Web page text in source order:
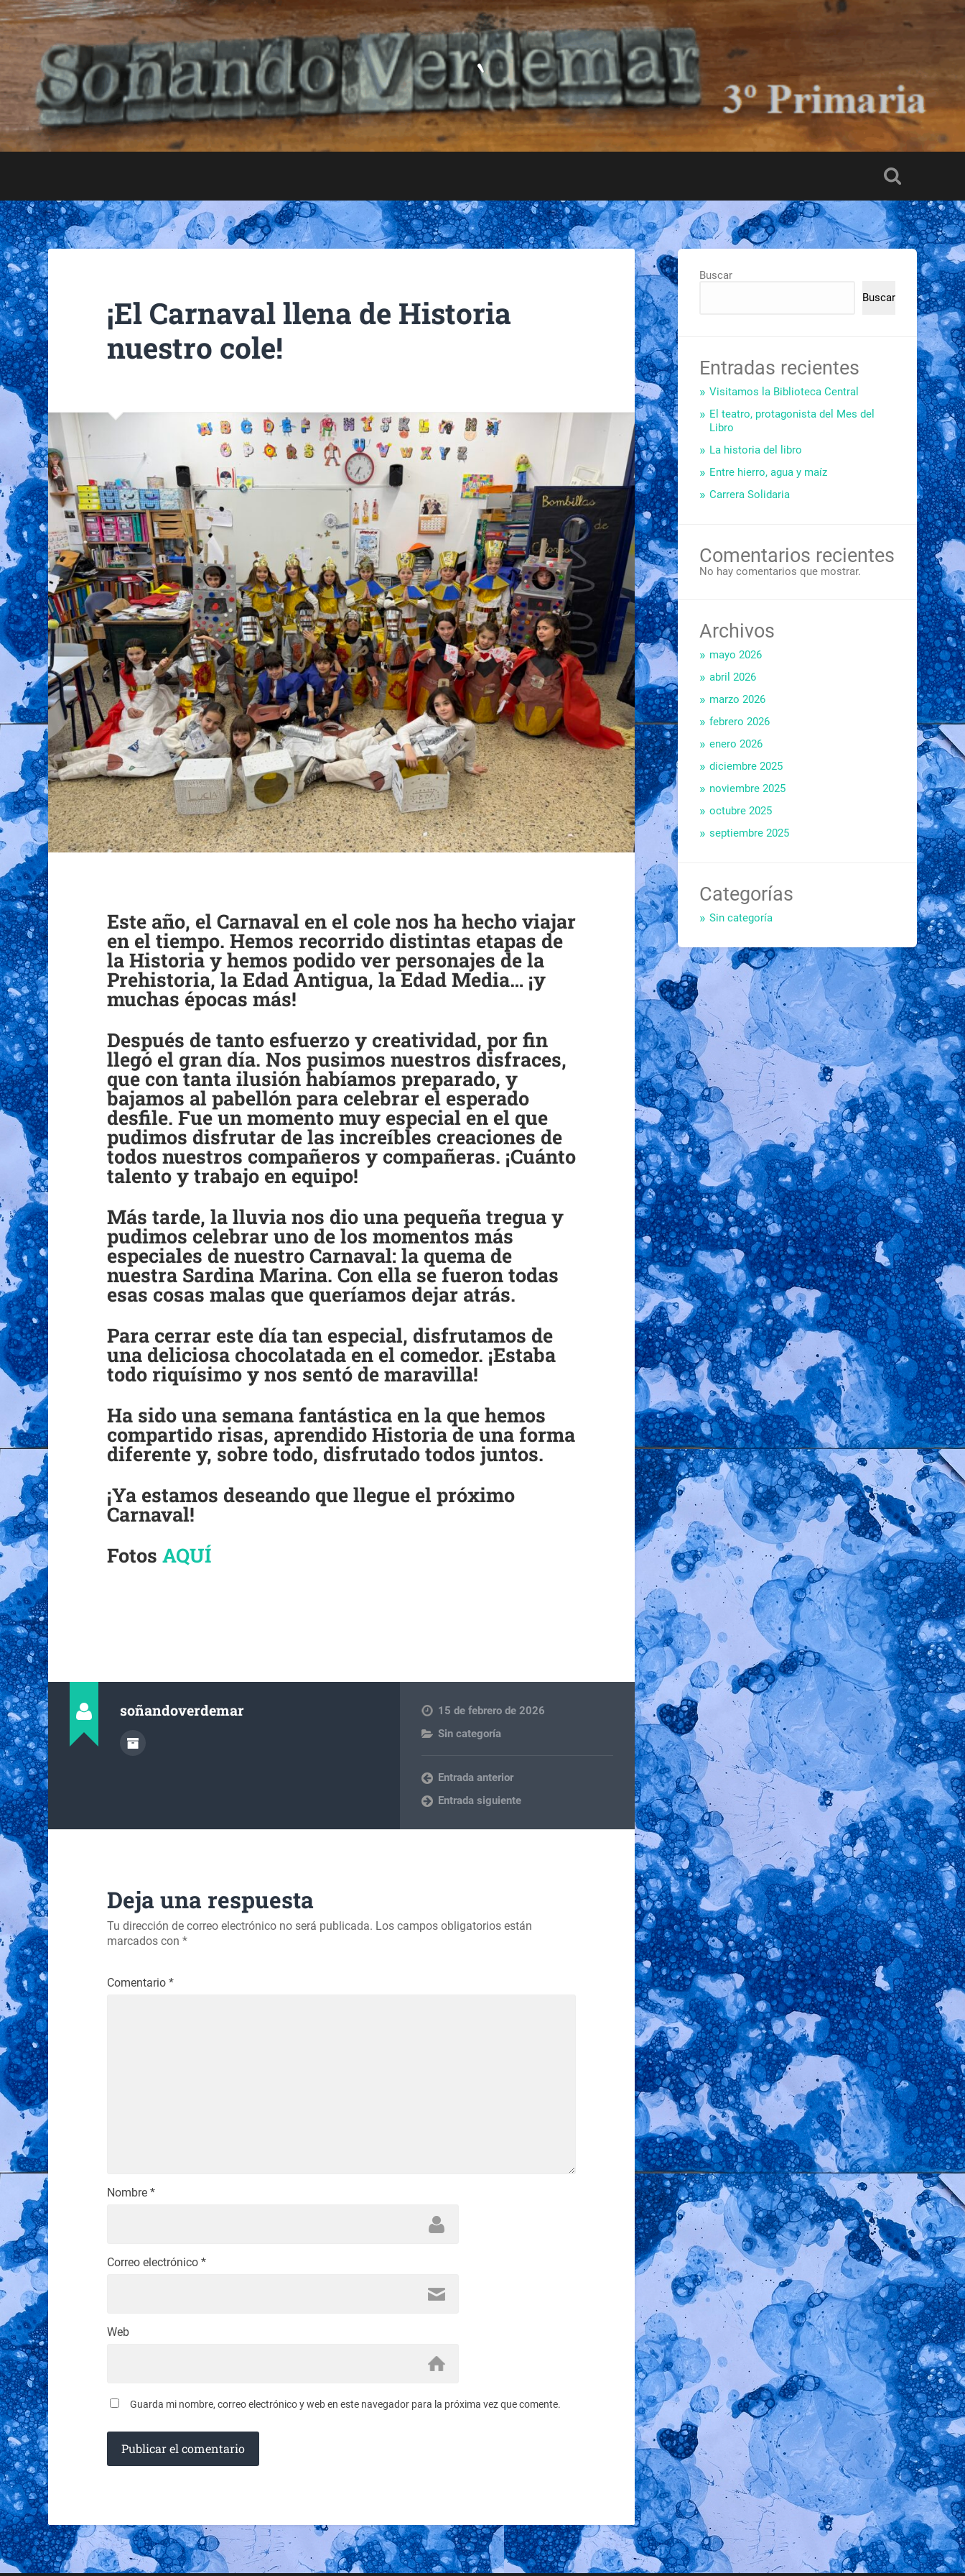
`
¡El Carnaval llena de Historia
nuestro cole!
Este año, el Carnaval en el cole nos ha hecho viajar
en el tiempo. Hemos recorrido distintas etapas de
la Historia y hemos podido ver personajes de la
Prehistoria, la Edad Antigua, la Edad Media… ¡y
muchas épocas más!
Después de tanto esfuerzo y creatividad, por fin
llegó el gran día. Nos pusimos nuestros disfraces,
que con tanta ilusión habíamos preparado, y
bajamos al pabellón para celebrar el esperado
desfile. Fue un momento muy especial en el que
pudimos disfrutar de las increíbles creaciones de
todos nuestros compañeros y compañeras. ¡Cuánto
talento y trabajo en equipo!
Más tarde, la lluvia nos dio una pequeña tregua y
pudimos celebrar uno de los momentos más
especiales de nuestro Carnaval: la quema de
nuestra Sardina Marina. Con ella se fueron todas
esas cosas malas que queríamos dejar atrás.
Para cerrar este día tan especial, disfrutamos de
una deliciosa chocolatada en el comedor. ¡Estaba
todo riquísimo y nos sentó de maravilla!
Ha sido una semana fantástica en la que hemos
compartido risas, aprendido Historia de una forma
diferente y, sobre todo, disfrutado todos juntos.
¡Ya estamos deseando que llegue el próximo
Carnaval!
Fotos AQUÍ
soñandoverdemar
15 de febrero de 2026
Sin categoría
Entrada anterior
Entrada siguiente
Deja una respuesta
Tu dirección de correo electrónico no será publicada. Los campos obligatorios están
marcados con *
Comentario *
Nombre *
Correo electrónico *
Web
Guarda mi nombre, correo electrónico y web en este navegador para la próxima vez que comente.
Buscar
Buscar
Entradas recientes
Visitamos la Biblioteca Central
El teatro, protagonista del Mes del
Libro
La historia del libro
Entre hierro, agua y maíz
Carrera Solidaria
Comentarios recientes
No hay comentarios que mostrar.
Archivos
mayo 2026
abril 2026
marzo 2026
febrero 2026
enero 2026
diciembre 2025
noviembre 2025
octubre 2025
septiembre 2025
Categorías
Sin categoría